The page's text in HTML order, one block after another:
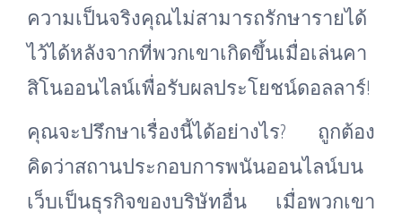
ความเป็นจริงคุณไม่สามารถรักษารายได้
ไว้ได้หลังจากที่พวกเขาเกิดขึ้นเมื่อเล่นคา
สิโนออนไลน์เพื่อรับผลประโยชน์ดอลลาร์!
คุณจะปรึกษาเรื่องนี้ได้อย่างไร? ถูกต้อง
คิดว่าสถานประกอบการพนันออนไลน์บน
เว็บเป็นธุรกิจของบริษัทอื่น เมื่อพวกเขา